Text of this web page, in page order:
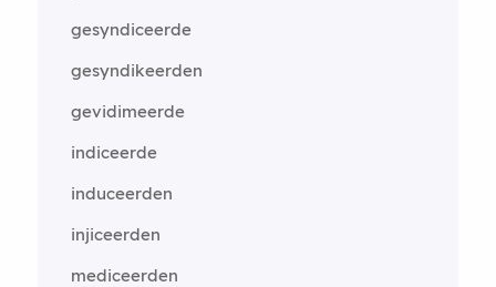
gesyndiceerde
gesyndikeerden
gevidimeerde
indiceerde
induceerden
injiceerden
mediceerden